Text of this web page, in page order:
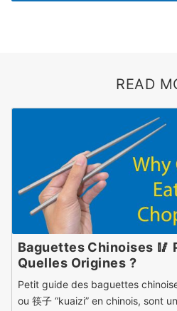
READ
Baguettes Chinoises 🥢
Quelles Origines ?
Petit guide des baguettes
ou 筷子 “kuaizi” en chinois, sont